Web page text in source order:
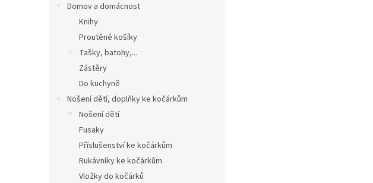
Domov a domácnost
Knihy
Proutěné košíky
Tašky, batohy,...
Zástěry
Do kuchyně
Nošení dětí, doplňky ke kočárkům
Nošení dětí
Fusaky
Příslušenství ke kočárkům
Rukávníky ke kočárkům
Vložky do kočárků